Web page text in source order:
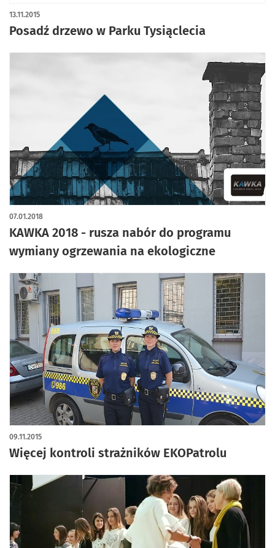
Posadź drzewo w Parku Tysiąclecia
13.11.2015
KAWKA 2018 - rusza nabór do programu
wymiany ogrzewania na ekologiczne
07.01.2018
Więcej kontroli strażników EKOPatrolu
09.11.2015